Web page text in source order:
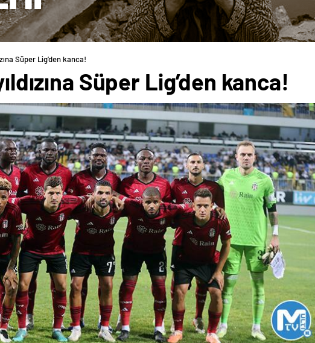
Süper Lig’den kanca!
Süper Lig’den kanca!